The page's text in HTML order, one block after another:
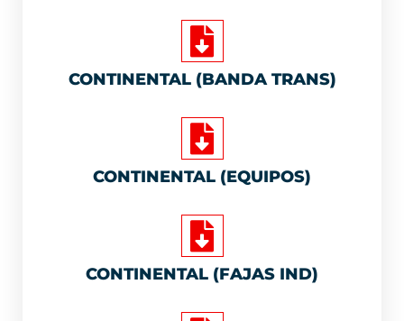
CONTINENTAL (BANDA TRANS)
CONTINENTAL (EQUIPOS)
CONTINENTAL (FAJAS IND)